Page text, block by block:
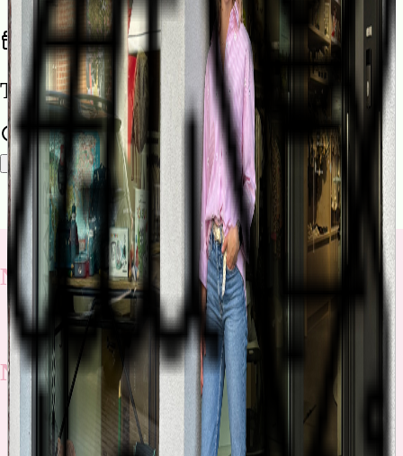
Trouvez une liste de naissance
Rechercher
Nos nouveautés
Nos promotions